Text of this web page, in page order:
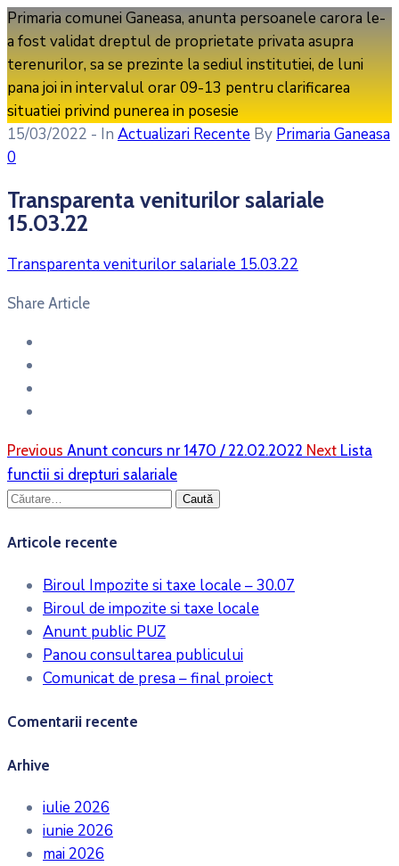
Primaria comunei Ganeasa, anunta persoanele carora le-
a fost validat dreptul de proprietate privata asupra
terenurilor, sa se prezinte la sediul institutiei, de luni
pana joi in intervalul orar 09-13 pentru clarificarea
situatiei privind punerea in posesie
15/03/2022 - In Actualizari Recente By Primaria Ganeasa
0
Transparenta veniturilor salariale
15.03.22
Transparenta veniturilor salariale 15.03.22
Share Article
Previous Anunt concurs nr 1470 / 22.02.2022 Next Lista
functii si drepturi salariale
Caută
Articole recente
Biroul Impozite si taxe locale – 30.07
Biroul de impozite si taxe locale
Anunt public PUZ
Panou consultarea publicului
Comunicat de presa – final proiect
Comentarii recente
Arhive
iulie 2026
iunie 2026
mai 2026